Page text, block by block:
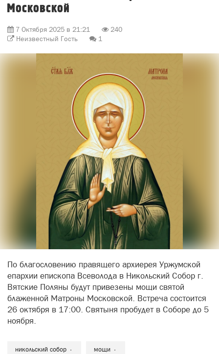
Московской
7 Октября 2025 в 21:21
240
Неизвестный Гость
1
По благословению правящего архиерея Уржумской
епархии епископа Всеволода в Никольский Собор г.
Вятские Поляны будут привезены мощи святой
блаженной Матроны Московской. Встреча состоится
26 октября в 17:00. Святыня пробудет в Соборе до 5
ноября.
никольский собор мощи